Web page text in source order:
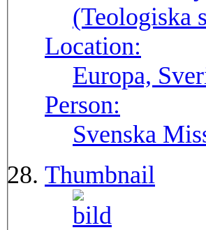
(Teologiska
Location:
Europa,
Person:
Svenska
Thumbnail